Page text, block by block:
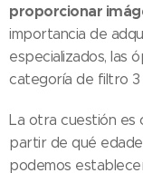
proporcionar
importancia de
especializados, las
categoría de filtro 3
La otra cuestión es
partir de qué
podemos